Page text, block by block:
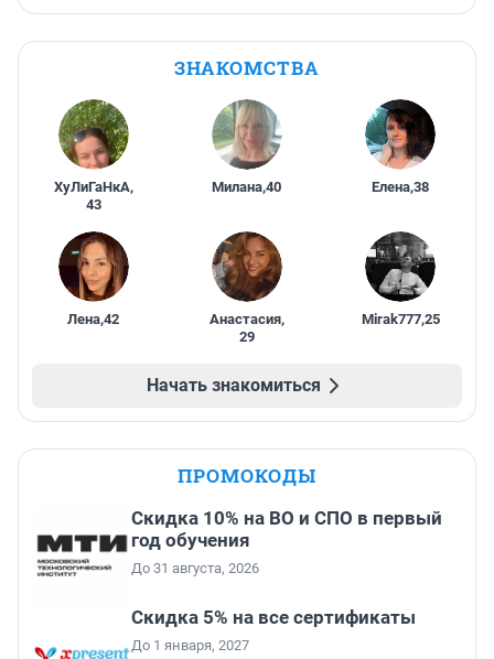
ЗНАКОМСТВА
ХуЛиГаНкА,
43
Милана,40 Елена,38
Лена,42 Анастасия,
29
Mirak777,25
Начать знакомиться
ПРОМОКОДЫ
Скидка 10% на ВО и СПО в первый
год обучения
До 31 августа, 2026
Скидка 5% на все сертификаты
До 1 января, 2027